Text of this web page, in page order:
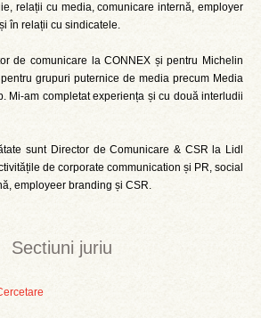
Sectiuni juriu
relații cu media, comunicare internă, employer
în relații cu sindicatele.
de comunicare la CONNEX și pentru Michelin
grupuri puternice de media precum Media
Mi-am completat experiența și cu două interludii
sunt Director de Comunicare & CSR la Lidl
de corporate communication și PR, social
employeer branding și CSR.